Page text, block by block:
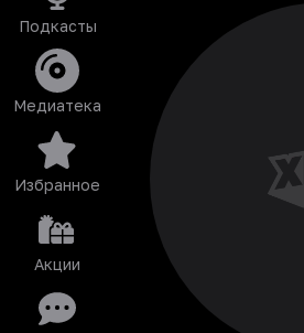
Подкасты
Медиатека
Избранное
Акции